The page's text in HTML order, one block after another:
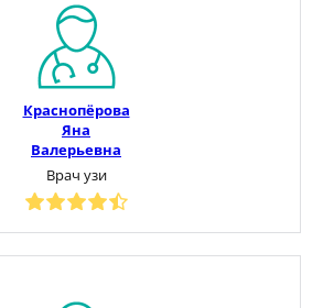
Краснопёрова
Яна
Валерьевна
Врач узи